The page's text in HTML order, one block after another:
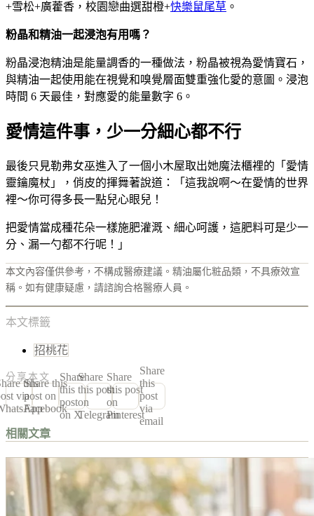
+雪松+廣藿香，校園戀曲選甜橙+快樂鼠尾草 。
粉晶和精油一起浸泡有用嗎？
粉晶浸泡精油是能量調香的一種做法，粉晶被視為愛情寶石，
與精油一起使用能在視覺和嗅覺層面雙重強化愛的意圖。浸泡
時間 6 天最佳，對應愛的能量數字 6。
愛情這件事，少一分細心都不行
最後只見勒弗女巫進入了一個小木屋取出她魔法櫃裡的「愛情
靈鑰魔杖」，俏皮的揮舞著說道：「這我說啊～在愛情的世界
裡～你可得多長一點兒心眼兒！
把愛情當成種花朵一樣施肥灌溉、細心呵護，這肥料可是少一
分、漏一勺都不行呢！」
本文內容僅供參考，不構成醫療建議。精油屬化粧品類，不具療效宣
稱。如有健康疑慮，請諮詢合格醫療人員。
本文標籤
招桃花
分享本文
this
via
Share this
post on
Facebook
Share
this
post
on X
Share
this post
on
Telegram
Share
this post
on
Pinterest
Share
this
post
via
email
相關文章